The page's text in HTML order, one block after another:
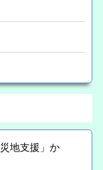
災地支援」か